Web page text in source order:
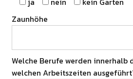
Zaunhöhe
Welche Berufe werden innerhalb
welchen Arbeitszeiten